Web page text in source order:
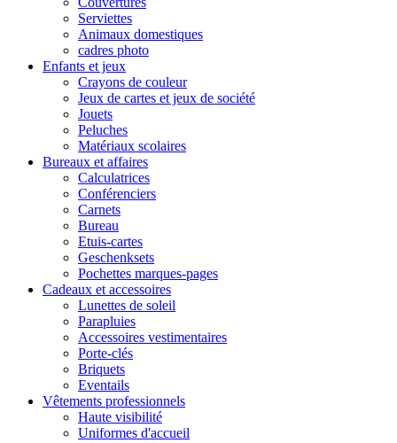
Serviettes
Animaux domestiques
cadres photo
Enfants et jeux
Crayons de couleur
Jeux de cartes et jeux de société
Jouets
Peluches
Matériaux scolaires
Bureaux et affaires
Calculatrices
Conférenciers
Carnets
Bureau
Etuis-cartes
Geschenksets
Pochettes marques-pages
Cadeaux et accessoires
Lunettes de soleil
Parapluies
Accessoires vestimentaires
Porte-clés
Briquets
Eventails
Vêtements professionnels
Haute visibilité
Uniformes d'accueil